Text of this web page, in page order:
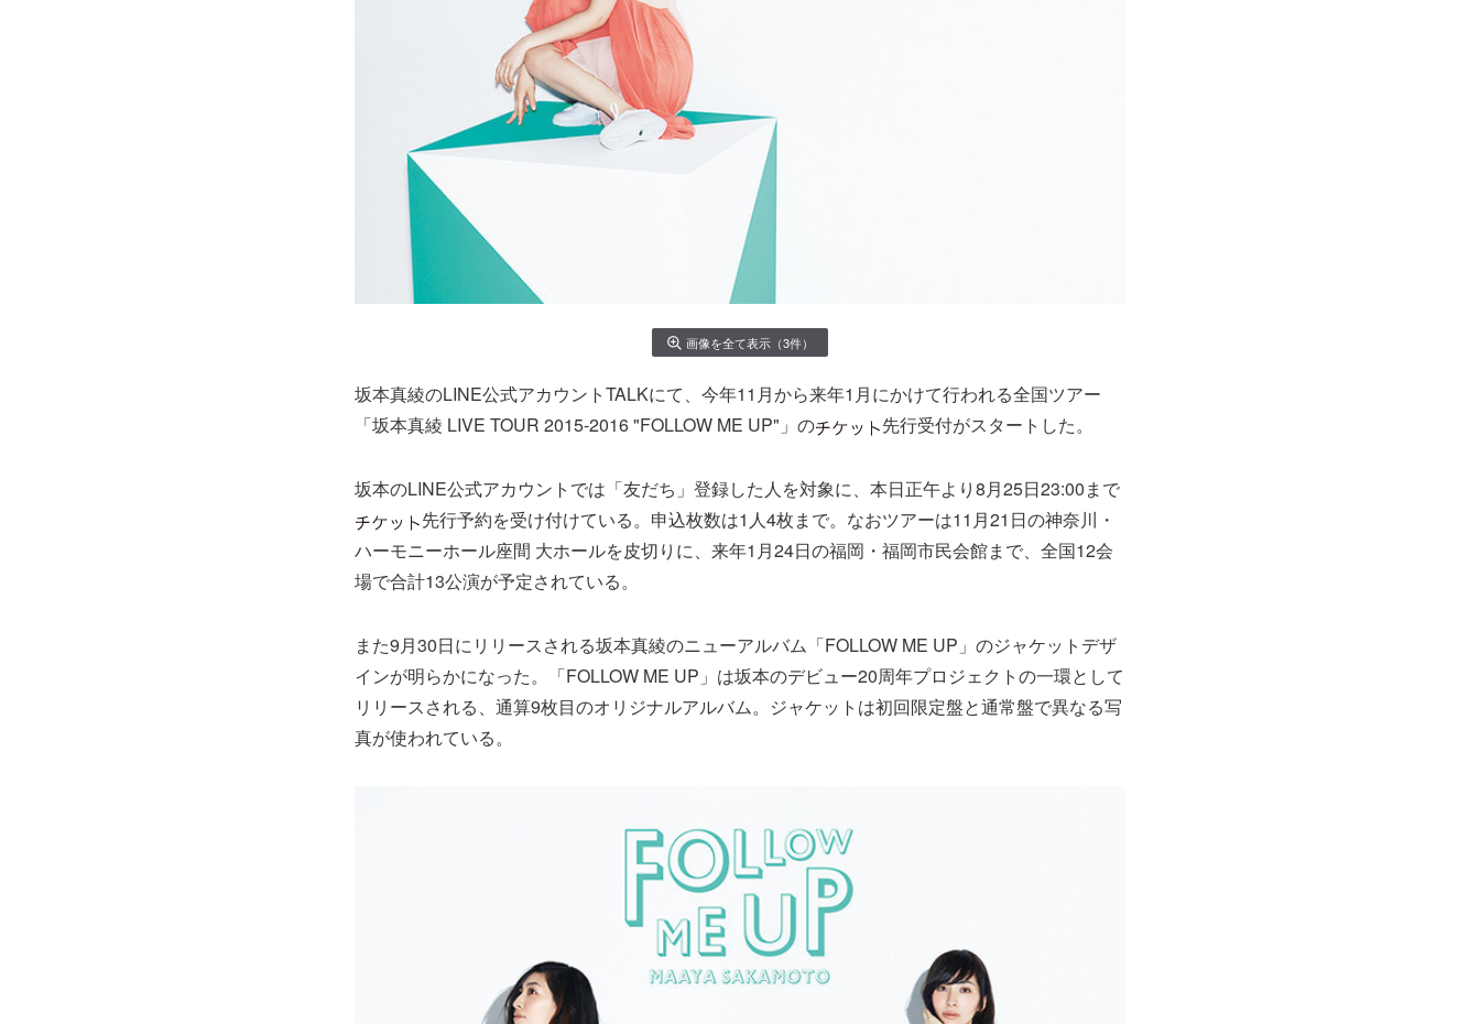
画像を全て表示（3件）
坂本真綾のLINE公式アカウントTALKにて、今年11月から来年1月にかけて行われる全国ツアー
「坂本真綾 LIVE TOUR 2015-2016 "FOLLOW ME UP"」の
先行受付がスタートした。
坂本のLINE公式アカウントでは「友だち」登録した人を対象に、本日正午より8月25日23:00まで
先行予約を受け付けている。申込枚数は1人4枚まで。なおツアーは11月21日の神奈川・
ハーモニーホール座間 大ホールを皮切りに、来年1月24日の福岡・福岡市民会館まで、全国12会
場で合計13公演が予定されている。
また9月30日にリリースされる坂本真綾のニューアルバム「FOLLOW ME UP」のジャケットデザ
インが明らかになった。「FOLLOW ME UP」は坂本のデビュー20周年プロジェクトの一環として
リリースされる、通算9枚目のオリジナルアルバム。ジャケットは初回限定盤と通常盤で異なる写
真が使われている。